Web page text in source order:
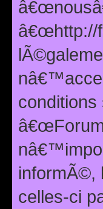
â€œhttp://
informÃ©,
celles-ci